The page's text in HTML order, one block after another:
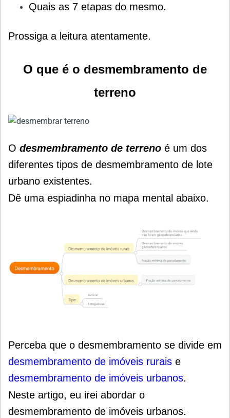
Quais as 7 etapas do mesmo.
Prossiga a leitura atentamente.
O que é o desmembramento de
terreno
O desmembramento de terreno é um dos
diferentes tipos de desmembramento de lote
urbano existentes.
Dê uma espiadinha no mapa mental abaixo.
Perceba que o desmembramento se divide em
desmembramento de imóveis rurais e
desmembramento de imóveis urbanos.
Neste artigo, eu irei abordar o
desmembramento de imóveis urbanos.